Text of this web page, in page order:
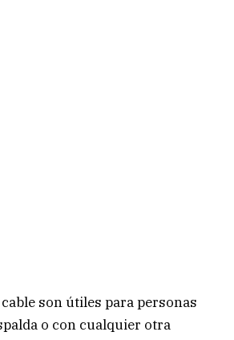
son útiles para personas
o con cualquier otra